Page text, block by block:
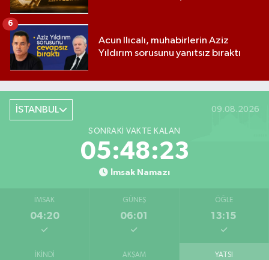
Acun Ilıcalı, muhabirlerin Aziz
Yıldırım sorusunu yanıtsız bıraktı
6
İSTANBUL 09.08.2026
SONRAKI VAKTE KALAN
05:48:22
İmsak Namazı
İMSAK
04:20
GÜNEŞ
06:01
ÖĞLE
13:15
İKINDI AKŞAM YATSI